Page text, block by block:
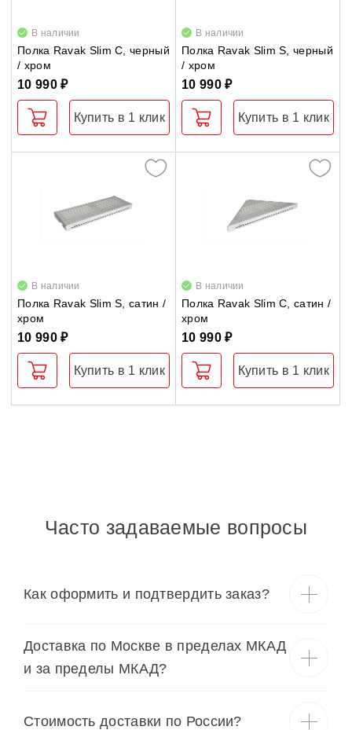
Душевые уголки
Поддоны для душа
Сиденья OVO для душевых уголков
Полотенцесушители
Душевые каналы
В наличии
Полка Ravak Slim C, черный
/ хром
10 990 ₽
Купить в 1 клик
В наличии
Полка Ravak Slim S, черный
/ хром
10 990 ₽
Купить в 1 клик
В наличии
Полка Ravak Slim S, сатин /
хром
10 990 ₽
Купить в 1 клик
В наличии
Полка Ravak Slim C, сатин /
хром
10 990 ₽
Купить в 1 клик
Часто задаваемые вопросы
Как оформить и подтвердить заказ?
Доставка по Москве в пределах МКАД
и за пределы МКАД?
Cтоимость доставки по России?